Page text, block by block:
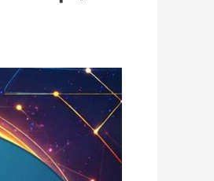
تسويق
اكاديمية
تعليم
اعاجم
|
زيادة